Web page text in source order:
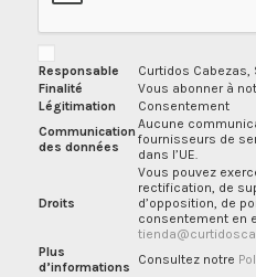
Responsable
Curtidos Cabezas,
Finalité
Vous abonner à
Légitimation
Consentement
Communication
des données
Aucune
fournisseurs de
dans l’UE.
Droits
Vous pouvez
rectification, de
d’opposition, de
consentement en
Plus
d’informations
Consultez notre